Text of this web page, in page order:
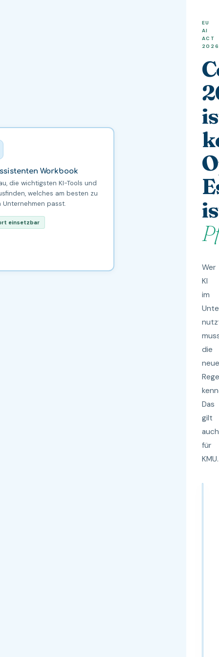
Workbook
die wichtigsten KI-Tools und
welches am besten zu
Unternehmen passt.
einsetzbar
EU
AI
ACT
2026
Wer
KI
im
die
Das
gilt
auch
für
KMU.